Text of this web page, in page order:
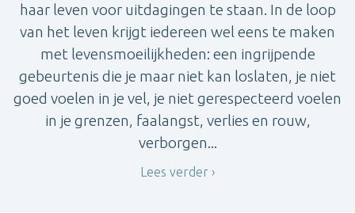
haar leven voor uitdagingen te staan. In de loop
van het leven krijgt iedereen wel eens te maken
met levensmoeilijkheden: een ingrijpende
gebeurtenis die je maar niet kan loslaten, je niet
goed voelen in je vel, je niet gerespecteerd voelen
in je grenzen, faalangst, verlies en rouw,
verborgen...
Lees verder